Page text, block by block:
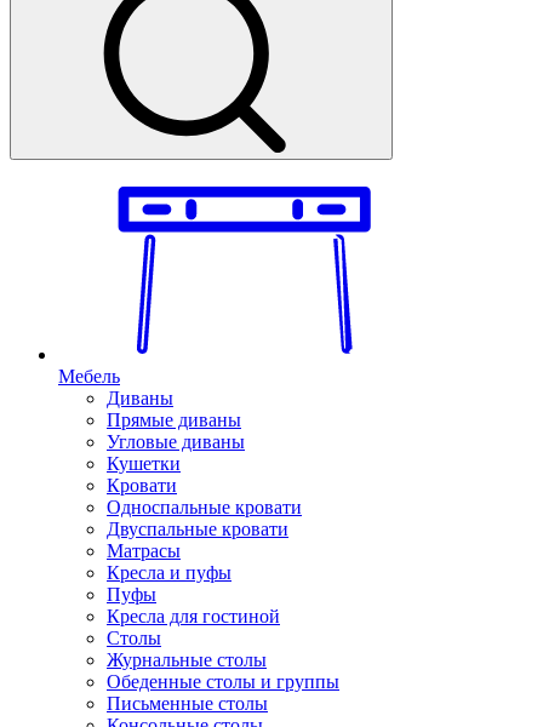
Мебель
Диваны
Прямые диваны
Угловые диваны
Кушетки
Кровати
Односпальные кровати
Двуспальные кровати
Матрасы
Кресла и пуфы
Пуфы
Кресла для гостиной
Столы
Журнальные столы
Обеденные столы и группы
Письменные столы